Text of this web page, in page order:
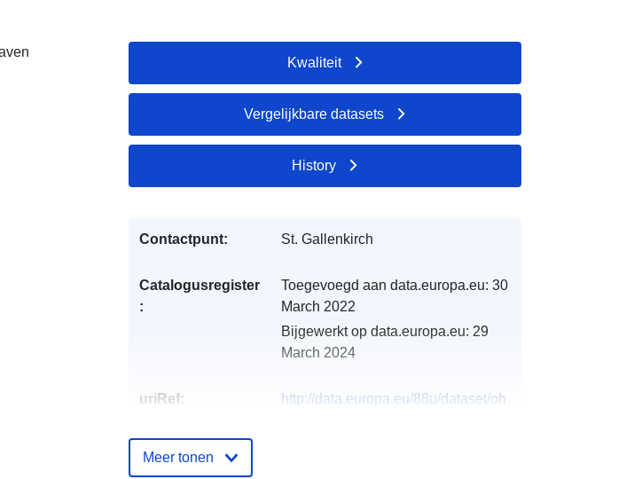
Kwaliteit
Vergelijkbare datasets
History
Contactpunt: St. Gallenkirch
Catalogusregister
:
Toegevoegd aan data.europa.eu: 30
March 2022
Bijgewerkt op data.europa.eu: 29
March 2024
uriRef:
http://data.europa.eu/88u/dataset/oh
Meer tonen